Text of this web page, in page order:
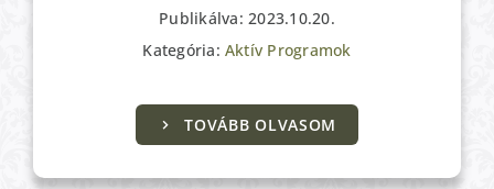
Publikálva: 2023.10.20.
Kategória:Aktív Programok
TOVÁBB OLVASOM
Aktív Programok